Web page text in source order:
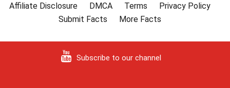
Affiliate Disclosure
DMCA Terms
Privacy Policy
Submit Facts
More Facts
Subscribe to our channel